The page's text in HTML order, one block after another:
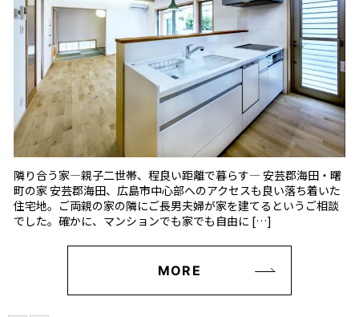
隣り合う家―親子二世帯、程良い距離で暮らす― 安芸郡海田・曙
町の家 安芸郡海田、広島市中心部へのアクセスも良い落ち着いた
住宅地。ご両親の家の隣にご長男夫婦が家を建てるというご相談
でした。確かに、マンションでも家でも自由に […]
MORE